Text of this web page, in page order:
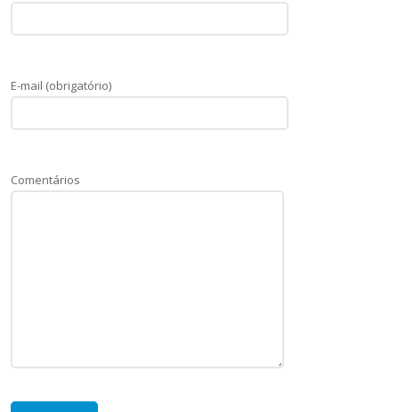
E-mail (obrigatório)
Comentários